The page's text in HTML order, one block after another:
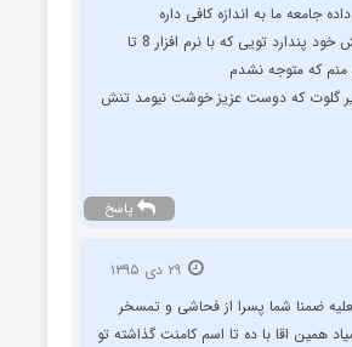
جامعه ما به اندازه کافی داره
کافر همه را به کیش خود پندارد تویی که با نرم افزار 8 تا
که متوجه نشدم
گلوت که دوست عزیز خوشت نیومد تنش
پاسخ
ضمنا شما پسرا از فحاشی و تمسخر
همین اقا با ده تا اسم کامنت گذاشته تو